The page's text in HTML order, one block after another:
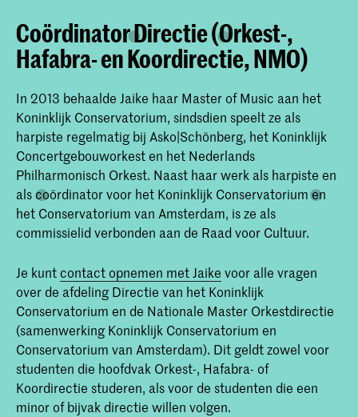
Coördinator Directie (Orkest-,
Hafabra- en Koordirectie, NMO)
In 2013 behaalde Jaike haar Master of Music aan het
Koninklijk Conservatorium, sindsdien speelt ze als
harpiste regelmatig bij Asko|Schönberg, het Koninklijk
Concertgebouworkest en het Nederlands
Philharmonisch Orkest. Naast haar werk als harpiste en
als coördinator voor het Koninklijk Conservatorium en
het Conservatorium van Amsterdam, is ze als
commissielid verbonden aan de Raad voor Cultuur.
Je kuntcontact opnemen met Jaike voor alle vragen
over de afdeling Directie van het Koninklijk
Conservatorium en de Nationale Master Orkestdirectie
(samenwerking Koninklijk Conservatorium en
Conservatorium van Amsterdam). Dit geldt zowel voor
studenten die hoofdvak Orkest-, Hafabra- of
Koordirectie studeren, als voor de studenten die een
minor of bijvak directie willen volgen.